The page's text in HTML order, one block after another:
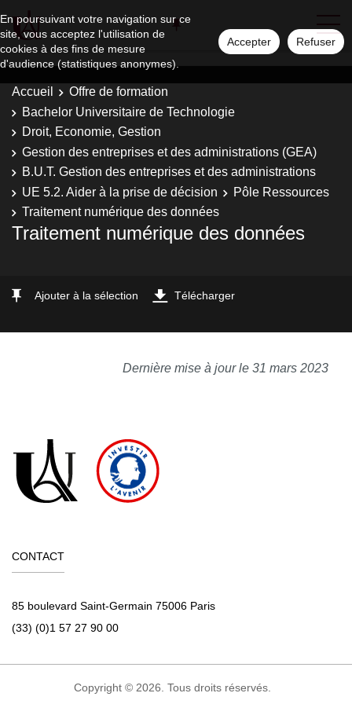
En poursuivant votre navigation sur ce
site, vous acceptez l'utilisation de
cookies à des fins de mesure
d'audience (statistiques anonymes).
Accepter Refuser
Accueil
Offre de formation
Bachelor Universitaire de Technologie
Droit, Economie, Gestion
Gestion des entreprises et des administrations (GEA)
B.U.T. Gestion des entreprises et des administrations
UE 5.2. Aider à la prise de décision
Pôle Ressources
Traitement numérique des données
Traitement numérique des données
Ajouter à la sélection Télécharger
Dernière mise à jour le 31 mars 2023
CONTACT
85 boulevard Saint-Germain 75006 Paris
(33) (0)1 57 27 90 00
Copyright © 2026. Tous droits réservés.